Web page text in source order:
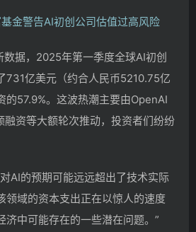
据，2025年第一季度全球AI初创
731亿美元（约合人民币5210.75亿
的57.9%。这波热潮主要由OpenAI
资等大额轮次推动，投资者们纷纷
AI的预期可能远远超出了技术实际
领域的资本支出正在以惊人的速度
济中可能存在的一些潜在问题。”